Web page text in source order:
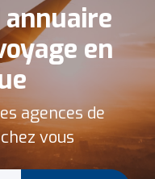
en
agences de
vous